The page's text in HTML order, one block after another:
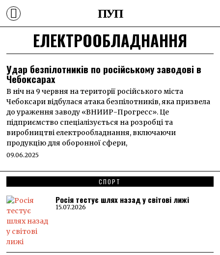
ПУП
ЕЛЕКТРООБЛАДНАННЯ
Удар безпілотників по російському заводові в
Чебоксарах
В ніч на 9 червня на території російського міста
Чебоксари відбулася атака безпілотників, яка призвела
до ураження заводу «ВНИИР-Прогресс». Це
підприємство спеціалізується на розробці та
виробництві електрообладнання, включаючи
продукцію для оборонної сфери,
09.06.2025
СПОРТ
Росія тестує шлях назад у світові лижі
15.07.2026